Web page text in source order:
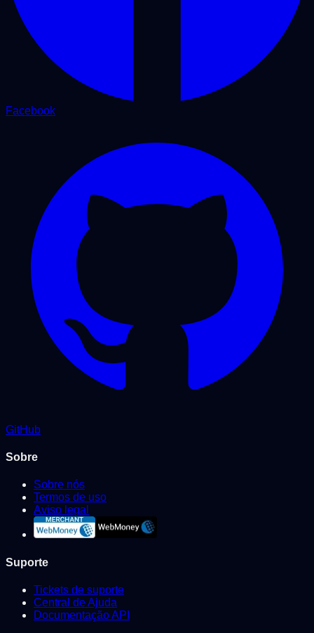
Facebook
GitHub
Sobre
Sobre nós
Termos de uso
Aviso legal
Suporte
Tickets de suporte
Central de Ajuda
Documentação API